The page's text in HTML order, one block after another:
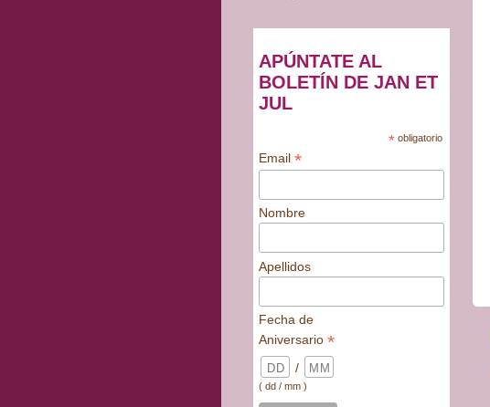
APÚNTATE AL
BOLETÍN DE JAN ET
JUL
*obligatorio
Email*
Nombre
Apellidos
Fecha de
Aniversario*
/
( dd / mm )